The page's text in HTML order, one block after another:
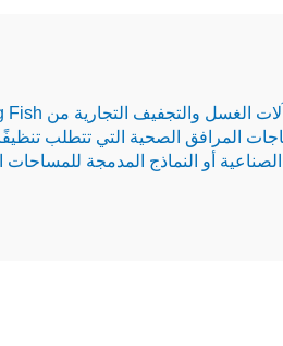
المرافق الصحية التي تتطلب
أو النماذج المدمجة